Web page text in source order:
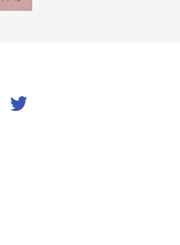
Partager sur Facebook
Partager sur Twitter